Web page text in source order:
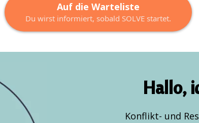
Auf die Warteliste
Du wirst informiert, sobald SOLVE startet.
Hallo,
Konflikt- und